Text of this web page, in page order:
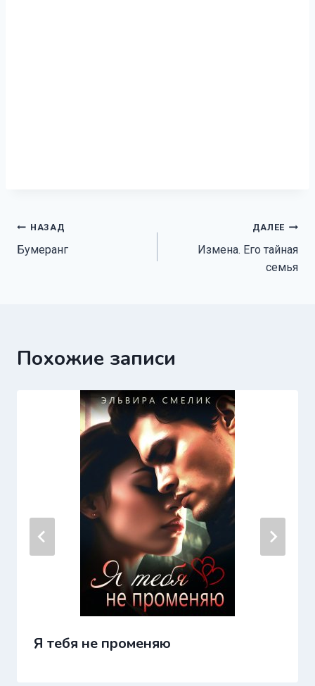
Навигация
по
НАЗАД
Бумеранг
ДАЛЕЕ
Измена. Его тайная
семья
Похожие записи
Я тебя не променяю